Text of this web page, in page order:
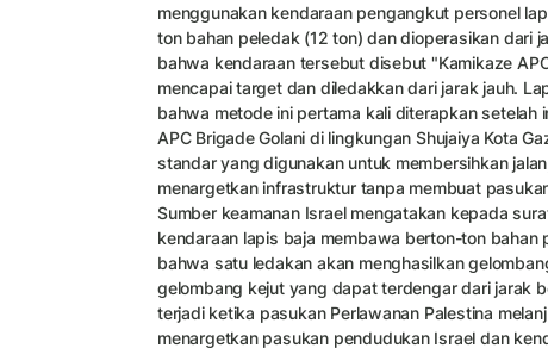
menggunakan kendaraan pengangkut personel
ton bahan peledak (12 ton) dan dioperasikan dari
bahwa kendaraan tersebut disebut "Kamikaze
mencapai target dan diledakkan dari jarak jauh.
bahwa metode ini pertama kali diterapkan setelah
APC Brigade Golani di lingkungan Shujaiya Kota
standar yang digunakan untuk membersihkan
menargetkan infrastruktur tanpa membuat
Sumber keamanan Israel mengatakan kepada
kendaraan lapis baja membawa berton-ton bahan
bahwa satu ledakan akan menghasilkan
gelombang kejut yang dapat terdengar dari jarak
terjadi ketika pasukan Perlawanan Palestina
menargetkan pasukan pendudukan Israel dan